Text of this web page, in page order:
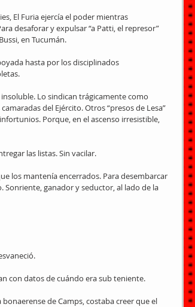
El Furia ejercía el poder mientras
desaforar y expulsar “a Patti, el represor”
en Tucumán.
hasta por los disciplinados
Lo sindican trágicamente como
del Ejército. Otros “presos de Lesa”
Porque, en el ascenso irresistible,
las listas. Sin vacilar.
los mantenía encerrados. Para desembarcar
Sonriente, ganador y seductor, al lado de la
con datos de cuándo era sub teniente.
de Camps, costaba creer que el